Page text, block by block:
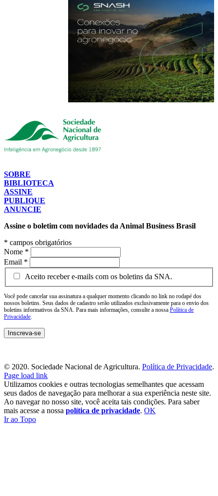
SOBRE
BIBLIOTECA
ASSINE
PUBLIQUE
ANUNCIE
Assine o boletim com novidades da Animal Business Brasil
* campos obrigatórios
Nome *
Email *
Aceito receber e-mails com os boletins da SNA.
Você pode cancelar sua assinatura a qualquer momento clicando no link no rodapé dos
nossos boletins. Seus dados de cadastro serão utilizados exclusivamente para o envio dos
boletins informativos da SNA. Para mais informações, consulte a nossa Política de
Privacidade.
© 2020. Sociedade Nacional de Agricultura. Política de Privacidade.
Page load link
Utilizamos cookies e outras tecnologias semelhantes que acessam
seus dados de navegação para melhorar a sua experiência neste site.
Ao navegar no nosso site, você aceita tais condições. Para saber
mais acesse a nossa política de privacidade. OK
Ir ao Topo